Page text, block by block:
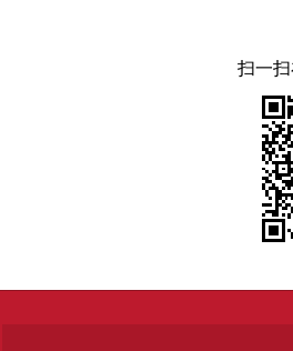
扫一